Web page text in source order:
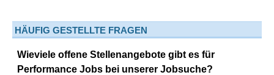
HÄUFIG GESTELLTE FRAGEN
Wieviele offene Stellenangebote gibt es für
Performance Jobs bei unserer Jobsuche?